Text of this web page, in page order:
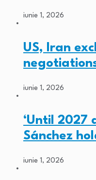
iunie 1, 2026
US, Iran
iunie 1, 2026
‘Until 2027
Sánchez
iunie 1, 2026